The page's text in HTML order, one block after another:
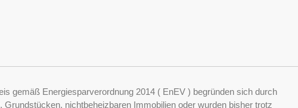
gemäß Energiesparverordnung 2014 ( EnEV ) begründen sich durch
nichtbeheizbaren Immobilien oder wurden bisher trotz